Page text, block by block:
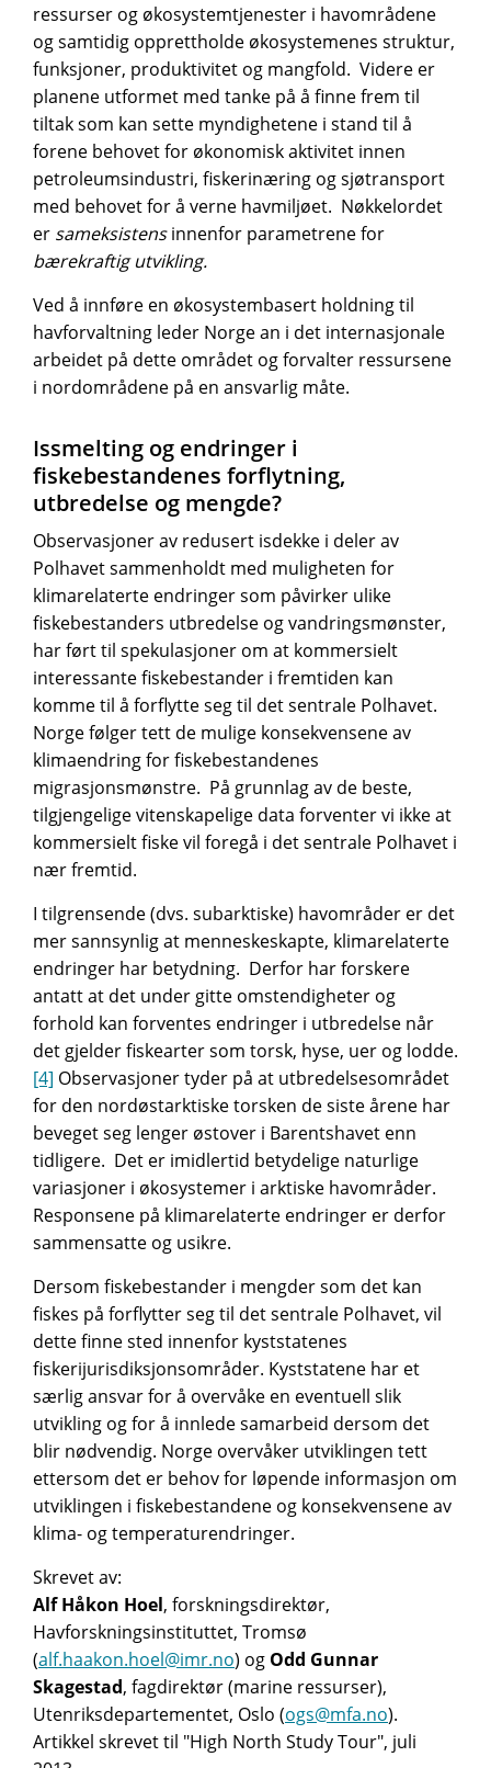
ressurser og økosystemtjenester i havområdene
og samtidig opprettholde økosystemenes struktur,
funksjoner, produktivitet og mangfold. Videre er
planene utformet med tanke på å finne frem til
tiltak som kan sette myndighetene i stand til å
forene behovet for økonomisk aktivitet innen
petroleumsindustri, fiskerinæring og sjøtransport
med behovet for å verne havmiljøet. Nøkkelordet
er sameksistensinnenfor parametrene for
bærekraftig utvikling.
Ved å innføre en økosystembasert holdning til
havforvaltning leder Norge an i det internasjonale
arbeidet på dette området og forvalter ressursene
i nordområdene på en ansvarlig måte.
Issmelting og endringer i
fiskebestandenes forflytning,
utbredelse og mengde?
Observasjoner av redusert isdekke i deler av
Polhavet sammenholdt med muligheten for
klimarelaterte endringer som påvirker ulike
fiskebestanders utbredelse og vandringsmønster,
har ført til spekulasjoner om at kommersielt
interessante fiskebestander i fremtiden kan
komme til å forflytte seg til det sentrale Polhavet.
Norge følger tett de mulige konsekvensene av
klimaendring for fiskebestandenes
migrasjonsmønstre. På grunnlag av de beste,
tilgjengelige vitenskapelige data forventer vi ikke at
kommersielt fiske vil foregå i det sentrale Polhavet i
nær fremtid.
I tilgrensende (dvs. subarktiske) havområder er det
mer sannsynlig at menneskeskapte, klimarelaterte
endringer har betydning. Derfor har forskere
antatt at det under gitte omstendigheter og
forhold kan forventes endringer i utbredelse når
det gjelder fiskearter som torsk, hyse, uer og lodde.
[4] Observasjoner tyder på at utbredelsesområdet
for den nordøstarktiske torsken de siste årene har
beveget seg lenger østover i Barentshavet enn
tidligere. Det er imidlertid betydelige naturlige
variasjoner i økosystemer i arktiske havområder.
Responsene på klimarelaterte endringer er derfor
sammensatte og usikre.
Dersom fiskebestander i mengder som det kan
fiskes på forflytter seg til det sentrale Polhavet, vil
dette finne sted innenfor kyststatenes
fiskerijurisdiksjonsområder. Kyststatene har et
særlig ansvar for å overvåke en eventuell slik
utvikling og for å innlede samarbeid dersom det
blir nødvendig. Norge overvåker utviklingen tett
ettersom det er behov for løpende informasjon om
utviklingen i fiskebestandene og konsekvensene av
klima- og temperaturendringer.
Skrevet av:
Alf Håkon Hoel, forskningsdirektør,
Havforskningsinstituttet, Tromsø
(alf.haakon.hoel@imr.no) og Odd Gunnar
Skagestad, fagdirektør (marine ressurser),
Utenriksdepartementet, Oslo (ogs@mfa.no).
Artikkel skrevet til "High North Study Tour", juli